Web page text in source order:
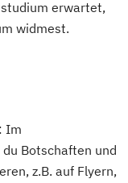
erwartet,
widmest.
Im
Botschaften und
z.B. auf Flyern,